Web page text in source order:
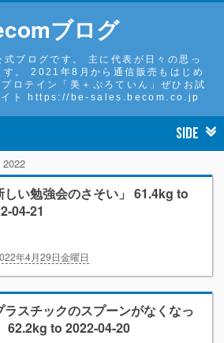
ブログ
ブログです。 主に代表が日々の思っ
す。 2021年8月から通信販売もはじめ
ロテイン「美＋ぷろていん」ぜひお試
イト https://be-sales.becom.co.jp
SIDE
2022
しい勉強会のさそい」 61.4kg to
04-21
年4月29日金曜日
ラスチックのスプーンがなくなっ
62.2kg to 2022-04-20